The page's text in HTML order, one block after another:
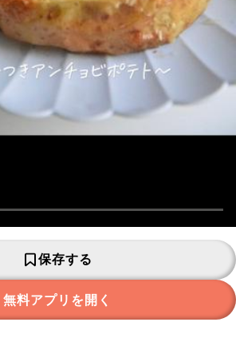
保存する
無料アプリを開く